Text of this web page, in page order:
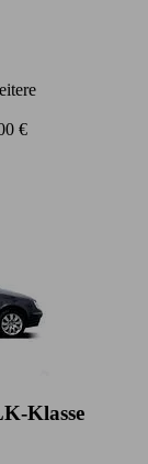
€
Klasse